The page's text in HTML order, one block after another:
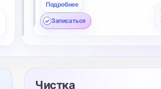
Подробнее
Записаться
Чистка